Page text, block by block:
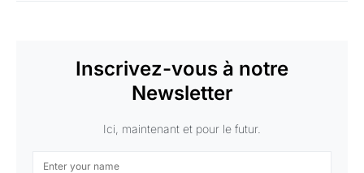
Inscrivez-vous à notre
Newsletter
Ici, maintenant et pour le futur.